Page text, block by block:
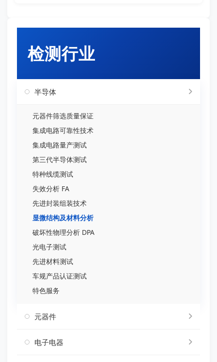
检测行业
半导体
元器件筛选质量保证
集成电路可靠性技术
集成电路量产测试
第三代半导体测试
特种线缆测试
失效分析 FA
先进封装组装技术
显微结构及材料分析
破坏性物理分析 DPA
光电子测试
先进材料测试
车规产品认证测试
特色服务
元器件
电子电器